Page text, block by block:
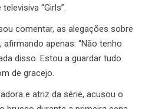
“Girls”.
comentar, as alegações sobre
apenas: “Não tenho
disso. Estou a guardar tudo
de gracejo.
e atriz da série, acusou o